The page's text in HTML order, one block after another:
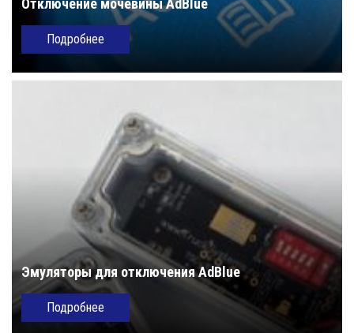
Отключение мочевины AdBlue
Подробнее
Эмуляторы для отключения AdBlue
Подробнее